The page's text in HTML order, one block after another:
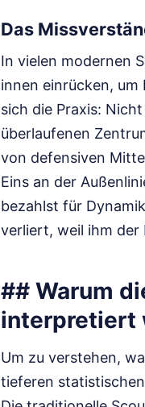
Das
In vielen modernen
innen einrücken,
sich die Praxis:
überlaufenen
von defensiven
Eins an der
bezahlst für
verliert, weil ihm der
## Warum
interpretiert
Um zu verstehen,
tieferen